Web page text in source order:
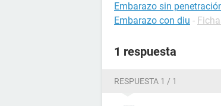
Embarazo sin
Embarazo con diu -
1 respuesta
RESPUESTA 1 / 1